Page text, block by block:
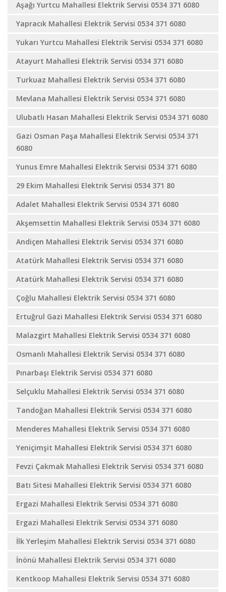
Aşağı Yurtcu Mahallesi Elektrik Servisi 0534 371 6080
Yapracık Mahallesi Elektrik Servisi 0534 371 6080
Yukarı Yurtcu Mahallesi Elektrik Servisi 0534 371 6080
Atayurt Mahallesi Elektrik Servisi 0534 371 6080
Turkuaz Mahallesi Elektrik Servisi 0534 371 6080
Mevlana Mahallesi Elektrik Servisi 0534 371 6080
Ulubatlı Hasan Mahallesi Elektrik Servisi 0534 371 6080
Gazi Osman Paşa Mahallesi Elektrik Servisi 0534 371
6080
Yunus Emre Mahallesi Elektrik Servisi 0534 371 6080
29 Ekim Mahallesi Elektrik Servisi 0534 371 80
Adalet Mahallesi Elektrik Servisi 0534 371 6080
Akşemsettin Mahallesi Elektrik Servisi 0534 371 6080
Andiçen Mahallesi Elektrik Servisi 0534 371 6080
Atatürk Mahallesi Elektrik Servisi 0534 371 6080
Atatürk Mahallesi Elektrik Servisi 0534 371 6080
Çoğlu Mahallesi Elektrik Servisi 0534 371 6080
Ertuğrul Gazi Mahallesi Elektrik Servisi 0534 371 6080
Malazgirt Mahallesi Elektrik Servisi 0534 371 6080
Osmanlı Mahallesi Elektrik Servisi 0534 371 6080
Pınarbaşı Elektrik Servisi 0534 371 6080
Selçuklu Mahallesi Elektrik Servisi 0534 371 6080
Tandoğan Mahallesi Elektrik Servisi 0534 371 6080
Menderes Mahallesi Elektrik Servisi 0534 371 6080
Yeniçimşit Mahallesi Elektrik Servisi 0534 371 6080
Fevzi Çakmak Mahallesi Elektrik Servisi 0534 371 6080
Batı Sitesi Mahallesi Elektrik Servisi 0534 371 6080
Ergazi Mahallesi Elektrik Servisi 0534 371 6080
Ergazi Mahallesi Elektrik Servisi 0534 371 6080
İlk Yerleşim Mahallesi Elektrik Servisi 0534 371 6080
İnönü Mahallesi Elektrik Servisi 0534 371 6080
Kentkoop Mahallesi Elektrik Servisi 0534 371 6080